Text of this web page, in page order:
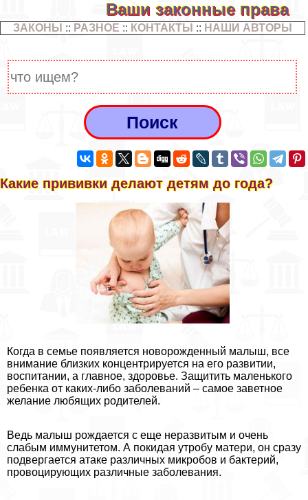
Ваши законные права
ЗАКОНЫ :: РАЗНОЕ :: КОНТАКТЫ :: НАШИ АВТОРЫ
Какие прививки делают детям до года?
Когда в семье появляется новорожденный малыш, все
внимание близких концентрируется на его развитии,
воспитании, а главное, здоровье. Защитить маленького
ребенка от каких-либо заболеваний – самое заветное
желание любящих родителей.
Ведь малыш рождается с еще неразвитым и очень
слабым иммунитетом. А покидая утробу матери, он сразу
подвергается атаке различных микробов и бактерий,
провоцирующих различные заболевания.